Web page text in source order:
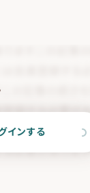
インする